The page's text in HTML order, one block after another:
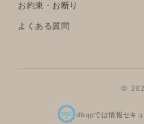
お約束・お断り
よくある質問
©
dbqpでは情報セキ